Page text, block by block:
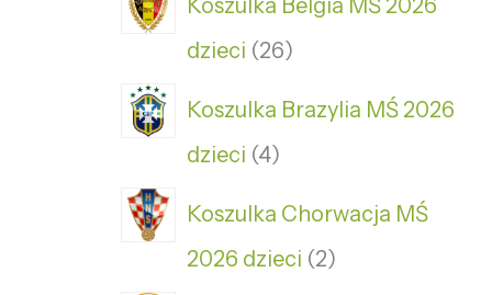
dzieci 26
Koszulka Brazylia MŚ 2026
dzieci 4
Koszulka Chorwacja MŚ
2026 dzieci 2